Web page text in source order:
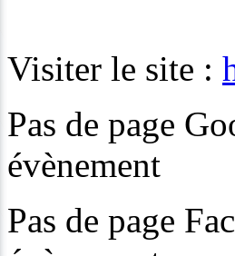
Visiter le site :
Pas de page
évènement
Pas de page